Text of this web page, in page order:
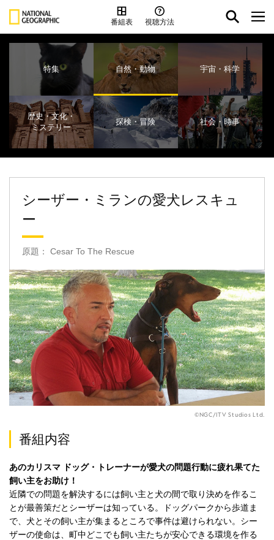
番組表 視聴方法
特集 自然・動物 宇宙・科学
歴史・文化・
ミステリー
探検・冒険 社会・時事
シーザー・ミランの愛犬レスキュ
ー
原題： Cesar To The Rescue
©NGC/ITV Studios Ltd.
番組内容
あのカリスマ ドッグ・トレーナーが愛犬の問題行動に疲れ果てた
飼い主をお助け！
近隣での問題を解決するには飼い主と犬の間で取り決めを作るこ
とが最善策だとシーザーは知っている。ドッグパークから歩道ま
で、犬とその飼い主が集まるところで事件は避けられない。シー
ザーの使命は、町中どこでも飼い主たちが安心できる環境を作る